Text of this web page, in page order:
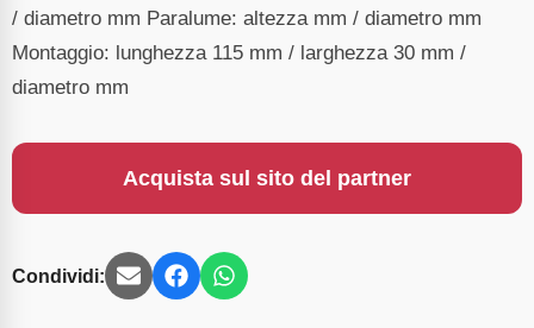
/ diametro mm Paralume: altezza mm / diametro mm
Montaggio: lunghezza 115 mm / larghezza 30 mm /
diametro mm
Acquista sul sito del partner
Condividi: